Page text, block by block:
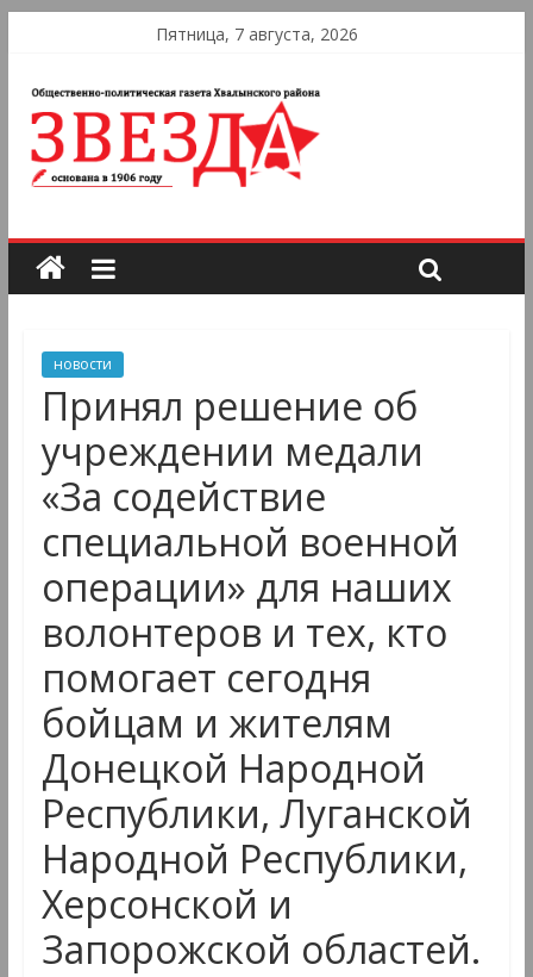
Пятница, 7 августа, 2026
новости
Принял решение об
учреждении медали
«За содействие
специальной военной
операции» для наших
волонтеров и тех, кто
помогает сегодня
бойцам и жителям
Донецкой Народной
Республики, Луганской
Народной Республики,
Херсонской и
Запорожской областей.